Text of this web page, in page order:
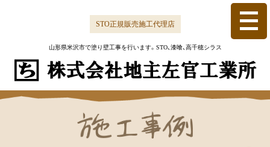
STO正規販売施工代理店
山形県米沢市で塗り壁工事を行います。 STO、漆喰、高千穂シラス